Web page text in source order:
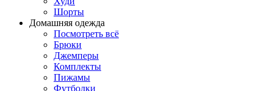
Шорты
Домашняя одежда
Посмотреть всё
Брюки
Джемперы
Комплекты
Пижамы
Футболки